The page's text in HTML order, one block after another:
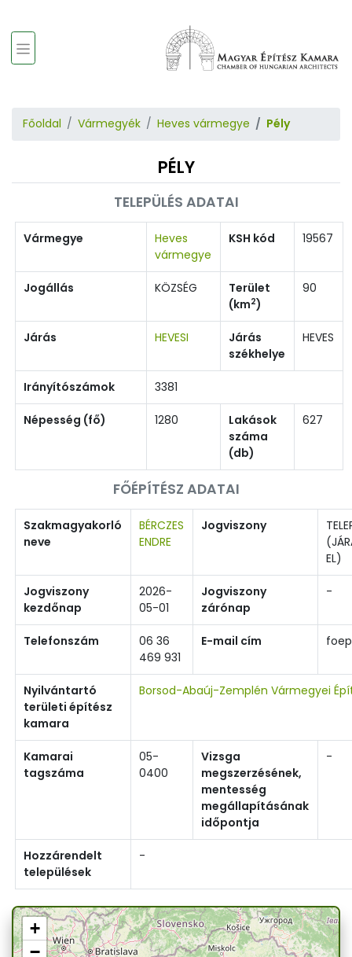
Főoldal Vármegyék Heves vármegye Pély
PÉLY
TELEPÜLÉS ADATAI
Vármegye
Heves
vármegye
KSH kód 19567
Jogállás KÖZSÉG
Terület
(km2)
90
Járás HEVESI
Járás
székhelye
HEVES
Irányítószámok 3381
Népesség (fő) 1280
Lakások
száma
(db)
627
FŐÉPÍTÉSZ ADATAI
Szakmagyakorló
neve
BÉRCZES
ENDRE
Jogviszony
EL)
Jogviszony
kezdőnap
2026-
05-01
Jogviszony
zárónap
-
Telefonszám
06 36
469 931
E-mail cím
Nyilvántartó
területi építész
kamara
Borsod-Abaúj-Zemplén Vármegyei
Kamarai
tagszáma
05-
0400
Vizsga
megszerzésének,
mentesség
megállapításának
időpontja
-
Hozzárendelt
települések
-
+
−